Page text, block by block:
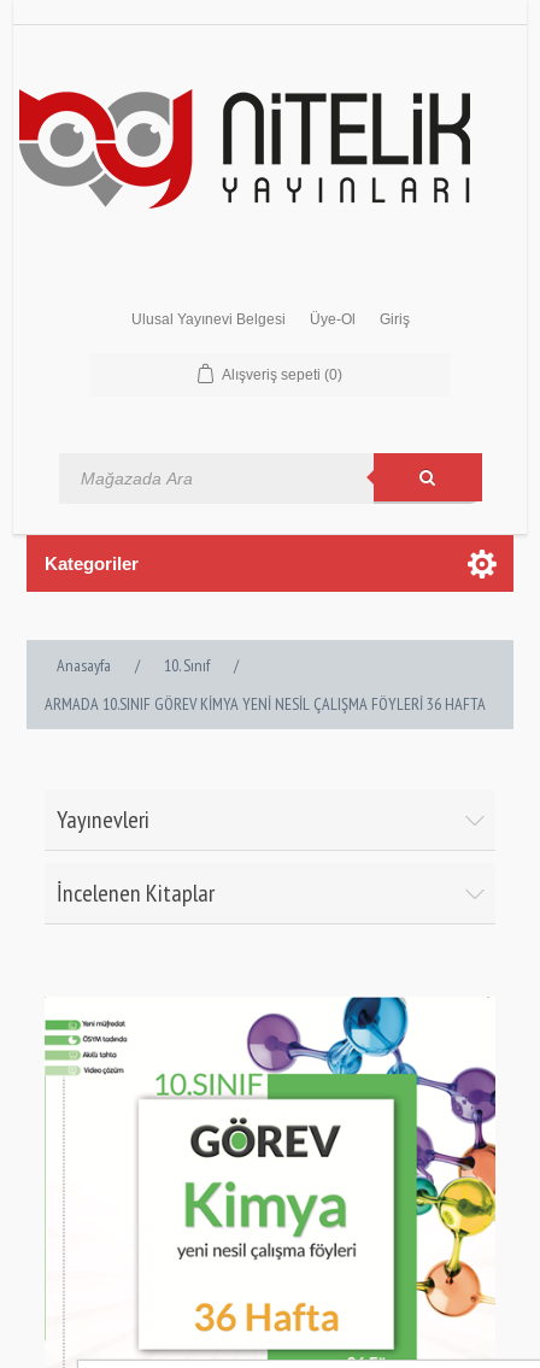
Ulusal Yayınevi Belgesi Üye-Ol Giriş
Alışveriş sepeti (0)
Kategoriler
Anasayfa / 10. Sınıf
/
ARMADA 10.SINIF GÖREV KİMYA YENİ NESİL ÇALIŞMA FÖYLERİ 36 HAFTA
Yayınevleri
İncelenen Kitaplar